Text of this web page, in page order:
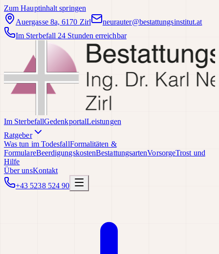
Zum Hauptinhalt springen
Auergasse 8a, 6170 Zirl
neurauter@bestattungsinstitut.at
Im Sterbefall 24 Stunden erreichbar
Im SterbefallGedenkportalLeistungen
Ratgeber
Was tun im TodesfallFormalitäten &
FormulareBeerdigungskostenBestattungsartenVorsorgeTrost und
Hilfe
Über unsKontakt
+43 5238 524 90